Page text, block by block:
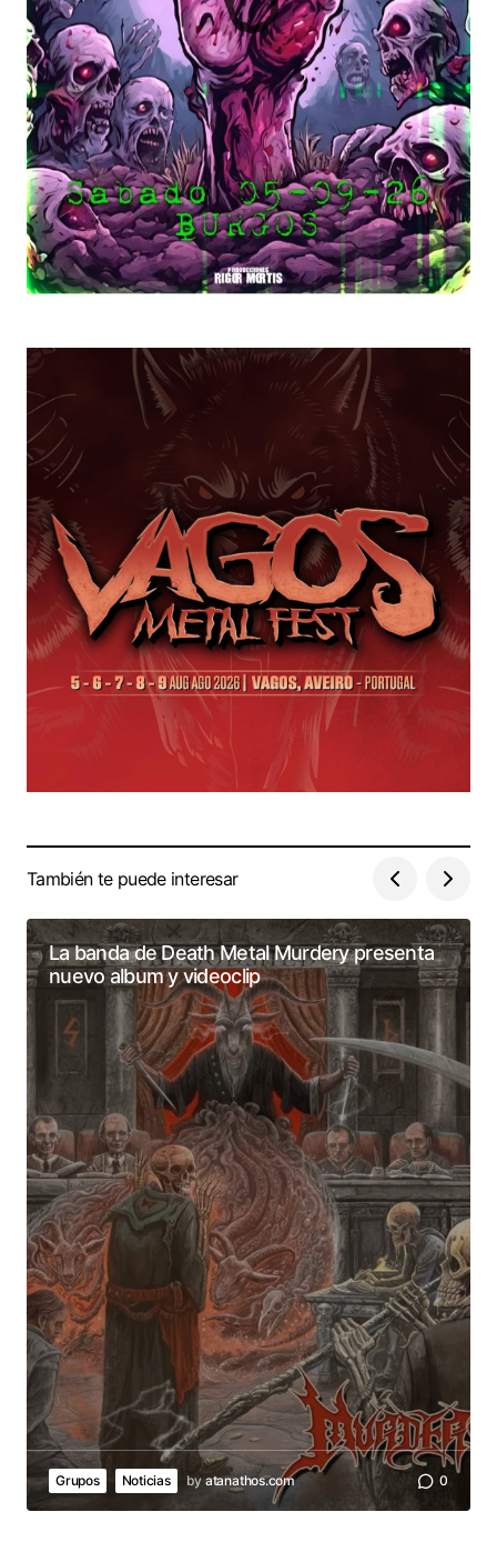
También te puede interesar
La banda de Death Metal Murdery presenta
nuevo album y videoclip
Grupos Noticias by atanathos.com 0